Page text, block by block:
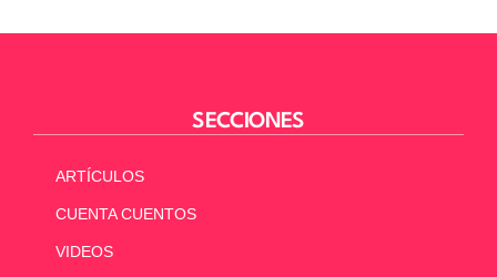
SECCIONES
ARTÍCULOS
CUENTA CUENTOS
VIDEOS